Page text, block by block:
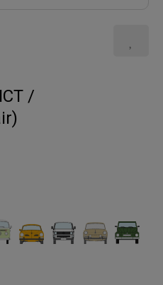
/